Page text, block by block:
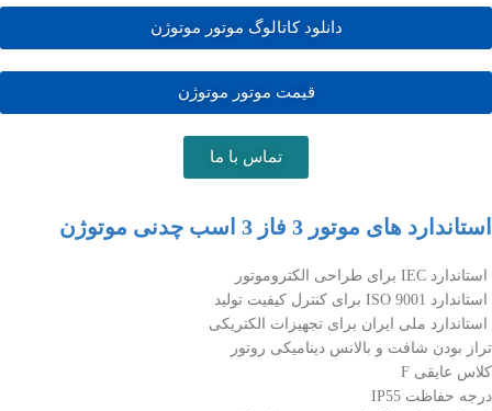
دانلود کاتالوگ موتور موتوژن
قیمت موتور موتوژن
تماس با ما
استاندارد های موتور 3 فاز 3 اسب چدنی موتوژن
استاندارد IEC برای طراحی الکتروموتور
استاندارد ISO 9001 برای کنترل کیفیت تولید
استاندارد ملی ایران برای تجهیزات الکتریکی
تراز بودن شافت و بالانس دینامیکی روتور
کلاس عایقی F
درجه حفاظت IP55